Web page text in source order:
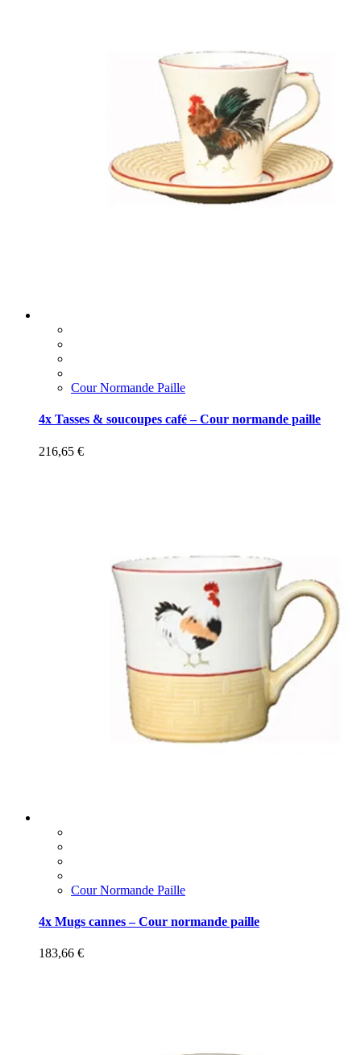
Cour Normande Paille
4x Tasses & soucoupes café – Cour normande paille
216,65 €
Cour Normande Paille
4x Mugs cannes – Cour normande paille
183,66 €